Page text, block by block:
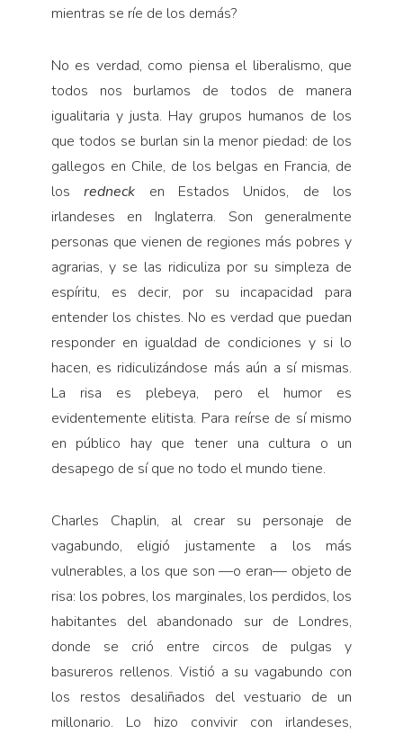
mientras se ríe de los demás?
No es verdad, como piensa el liberalismo, que
todos nos burlamos de todos de manera
igualitaria y justa. Hay grupos humanos de los
que todos se burlan sin la menor piedad: de los
gallegos en Chile, de los belgas en Francia, de
losredneck en Estados Unidos, de los
irlandeses en Inglaterra. Son generalmente
personas que vienen de regiones más pobres y
agrarias, y se las ridiculiza por su simpleza de
espíritu, es decir, por su incapacidad para
entender los chistes. No es verdad que puedan
responder en igualdad de condiciones y si lo
hacen, es ridiculizándose más aún a sí mismas.
La risa es plebeya, pero el humor es
evidentemente elitista. Para reírse de sí mismo
en público hay que tener una cultura o un
desapego de sí que no todo el mundo tiene.
Charles Chaplin, al crear su personaje de
vagabundo, eligió justamente a los más
vulnerables, a los que son —o eran— objeto de
risa: los pobres, los marginales, los perdidos, los
habitantes del abandonado sur de Londres,
donde se crió entre circos de pulgas y
basureros rellenos. Vistió a su vagabundo con
los restos desaliñados del vestuario de un
millonario. Lo hizo convivir con irlandeses,